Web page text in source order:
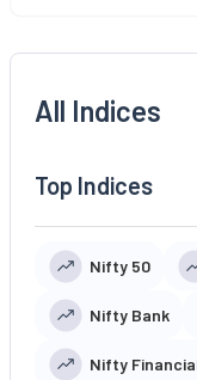
All Indices
Top Indices
Nifty 50
Nifty Bank
Nifty